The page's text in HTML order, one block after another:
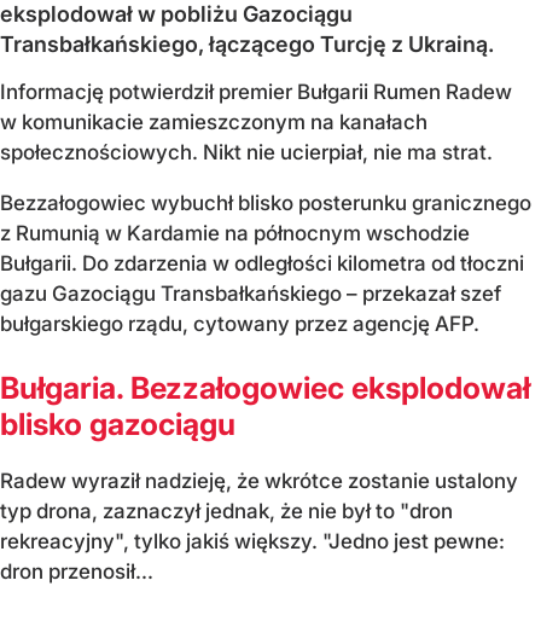
eksplodował w pobliżu Gazociągu
Transbałkańskiego, łączącego Turcję z Ukrainą.
Informację potwierdził premier Bułgarii Rumen Radew
w komunikacie zamieszczonym na kanałach
społecznościowych. Nikt nie ucierpiał, nie ma strat.
Bezzałogowiec wybuchł blisko posterunku granicznego
z Rumunią w Kardamie na północnym wschodzie
Bułgarii. Do zdarzenia w odległości kilometra od tłoczni
gazu Gazociągu Transbałkańskiego – przekazał szef
bułgarskiego rządu, cytowany przez agencję AFP.
Bułgaria. Bezzałogowiec eksplodował
blisko gazociągu
Radew wyraził nadzieję, że wkrótce zostanie ustalony
typ drona, zaznaczył jednak, że nie był to "dron
rekreacyjny", tylko jakiś większy. "Jedno jest pewne:
dron przenosił...